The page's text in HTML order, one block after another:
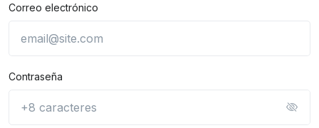
Correo electrónico
Contraseña